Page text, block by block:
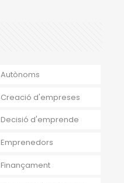
Autònoms
Creació d'empreses
Decisió d'emprende
Emprenedors
Finançament